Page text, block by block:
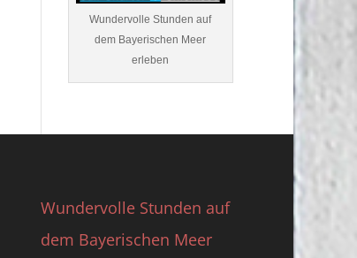
Wundervolle Stunden auf
dem Bayerischen Meer
erleben
Wundervolle Stunden auf
dem Bayerischen Meer